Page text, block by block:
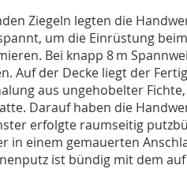
Ziegeln legten die
um die Einrüstung
Bei knapp 8 m
Auf der Decke liegt der
aus ungehobelter
Darauf haben die
erfolgte raumseitig
in einem gemauerten
ist bündig mit dem